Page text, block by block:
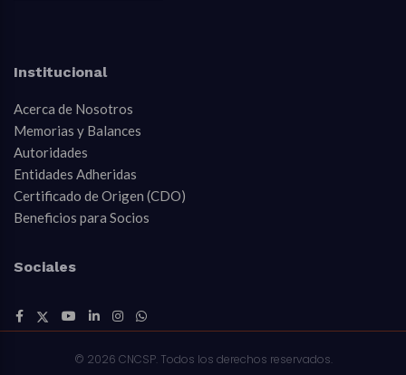
Institucional
Acerca de Nosotros
Memorias y Balances
Autoridades
Entidades Adheridas
Certificado de Origen (CDO)
Beneficios para Socios
Sociales
© 2026 CNCSP. Todos los derechos reservados.